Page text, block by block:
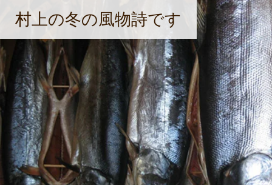
村上の冬の風物詩です